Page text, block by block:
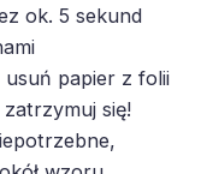
ok. 5 sekund
usuń papier z folii
się!